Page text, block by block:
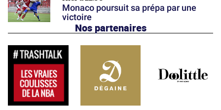
Monaco poursuit sa prépa par une
victoire
Nos partenaires